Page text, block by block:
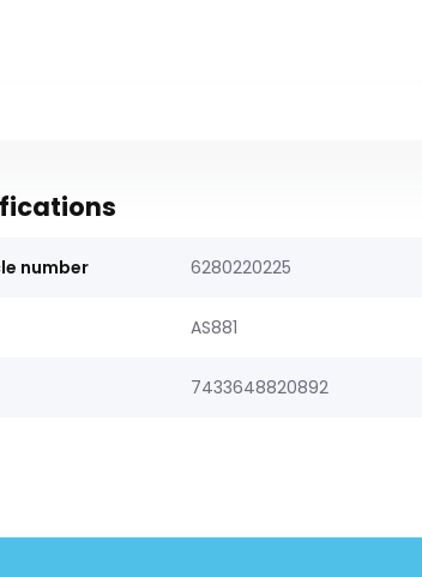
number 6280220225
AS881
7433648820892